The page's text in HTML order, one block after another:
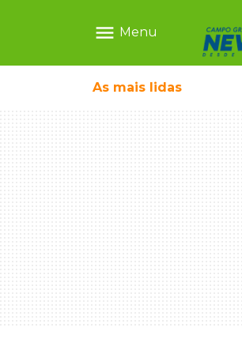
menu Menu
As mais lidas
crianças brasileiras